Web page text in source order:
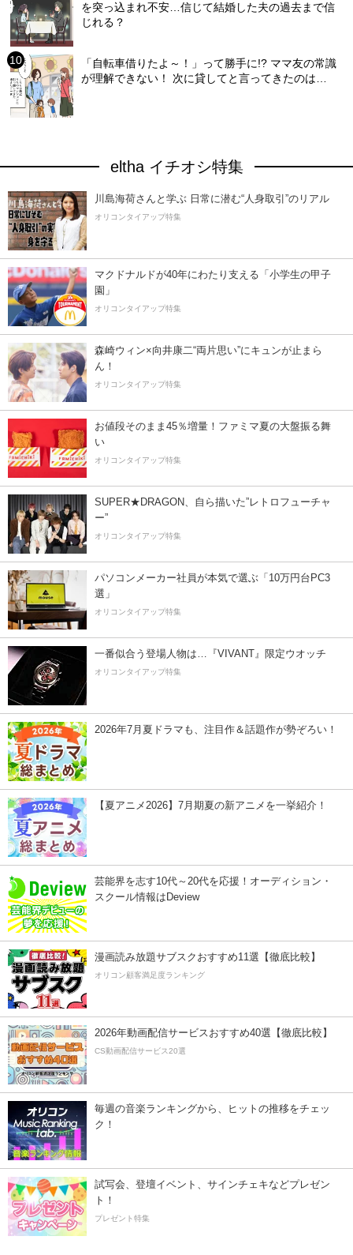
を突っ込まれ不安…信じて結婚した夫の過去まで信
じれる？
「自転車借りたよ～！」って勝手に!? ママ友の常識
が理解できない！ 次に貸してと言ってきたのは…
eltha イチオシ特集
川島海荷さんと学ぶ 日常に潜む“人身取引”のリアル
オリコンタイアップ特集
マクドナルドが40年にわたり支える「小学生の甲子
園」
オリコンタイアップ特集
森崎ウィン×向井康二“両片思い”にキュンが止まら
ん！
オリコンタイアップ特集
お値段そのまま45％増量！ファミマ夏の大盤振る舞
い
オリコンタイアップ特集
SUPER★DRAGON、自ら描いた”レトロフューチャ
ー”
オリコンタイアップ特集
パソコンメーカー社員が本気で選ぶ「10万円台PC3
選」
オリコンタイアップ特集
一番似合う登場人物は…『VIVANT』限定ウオッチ
オリコンタイアップ特集
2026年7月夏ドラマも、注目作＆話題作が勢ぞろい！
【夏アニメ2026】7月期夏の新アニメを一挙紹介！
芸能界を志す10代～20代を応援！オーディション・
スクール情報はDeview
漫画読み放題サブスクおすすめ11選【徹底比較】
オリコン顧客満足度ランキング
2026年動画配信サービスおすすめ40選【徹底比較】
CS動画配信サービス20選
毎週の音楽ランキングから、ヒットの推移をチェッ
ク！
試写会、登壇イベント、サインチェキなどプレゼン
ト！
プレゼント特集